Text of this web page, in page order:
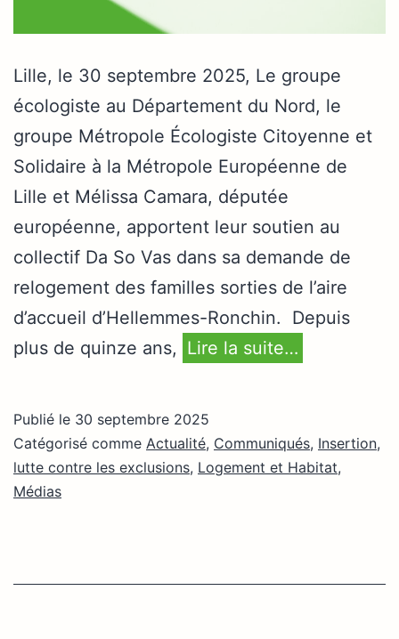
Lille, le 30 septembre 2025, Le groupe
écologiste au Département du Nord, le
groupe Métropole Écologiste Citoyenne et
Solidaire à la Métropole Européenne de
Lille et Mélissa Camara, députée
européenne, apportent leur soutien au
collectif Da So Vas dans sa demande de
relogement des familles sorties de l’aire
d’accueil d’Hellemmes-Ronchin. Depuis
plus de quinze ans, Lire la suite…
Publié le 30 septembre 2025
Catégorisé comme Actualité, Communiqués, Insertion,
lutte contre les exclusions, Logement et Habitat,
Médias